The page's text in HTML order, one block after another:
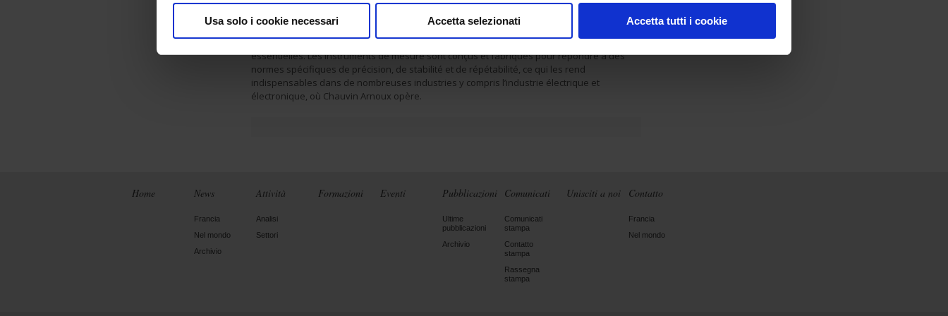
Usa solo i cookie necessari Accetta selezionati Accetta tutti i cookie
et à réduire les erreurs humaines.
Cependant, il est important de noter que l’IA ne peut pas remplacer les instruments de
mesure, ne particulier dans les applications où la précision et la fiabilité des mesures sont
essentielles. Les instruments de mesure sont conçus et fabriqués pour répondre à des
normes spécifiques de précision, de stabilité et de répétabilité, ce qui les rend
indispensables dans de nombreuses industries y compris l’industrie électrique et
électronique, où Chauvin Arnoux opère.
Home News
Francia
Nel mondo
Archivio
Attività
Analisi
Settori
Formazioni Eventi Pubblicazioni
Ultime
pubblicazioni
Archivio
Comunicati
Comunicati
stampa
Contatto
stampa
Rassegna
stampa
Unisciti a noi Contatto
Francia
Nel mondo